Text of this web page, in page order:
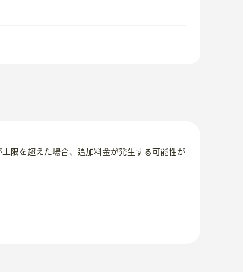
限を超えた場合、追加料金が発生する可能性が